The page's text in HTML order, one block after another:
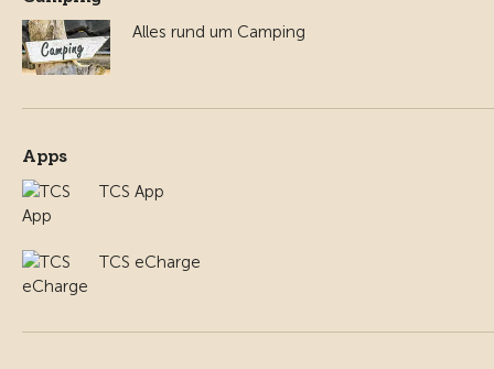
Alles rund um Camping
Apps
TCS App
TCS eCharge